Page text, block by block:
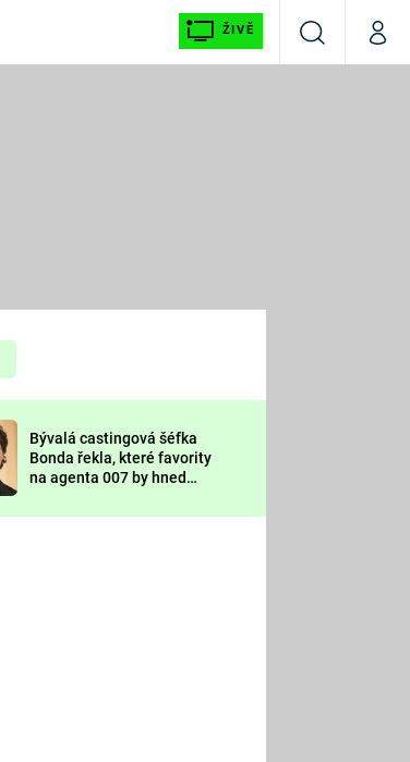
ŽIVĚ
VyhledáváníMůj
Prima LAJK
Sledujte nás
Bývalá castingová šéfka
Bonda řekla, které favority
na agenta 007 by hned